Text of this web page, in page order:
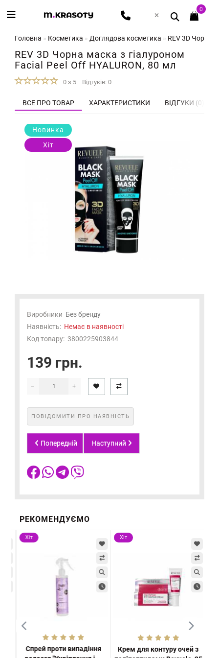
0
Головна Косметика Доглядова косметика REV 3D Чорна
REV 3D Чорна маска з гіалуроном
Facial Peel Off HYALURON, 80 мл
0 з 5 Відгуків: 0
ВСЕ ПРО ТОВАР ХАРАКТЕРИСТИКИ ВІДГУКИ (0)
Новинка
Хіт
Виробники Без бренду
Наявність: Немає в наявності
Код товару: 3800225903844
139 грн.
ПОВІДОМИТИ ПРО НАЯВНІСТЬ
Попередній Наступний
РЕКОМЕНДУЄМО
Хіт
Спрей проти випадіння
Хіт
Крем для контуру очей з